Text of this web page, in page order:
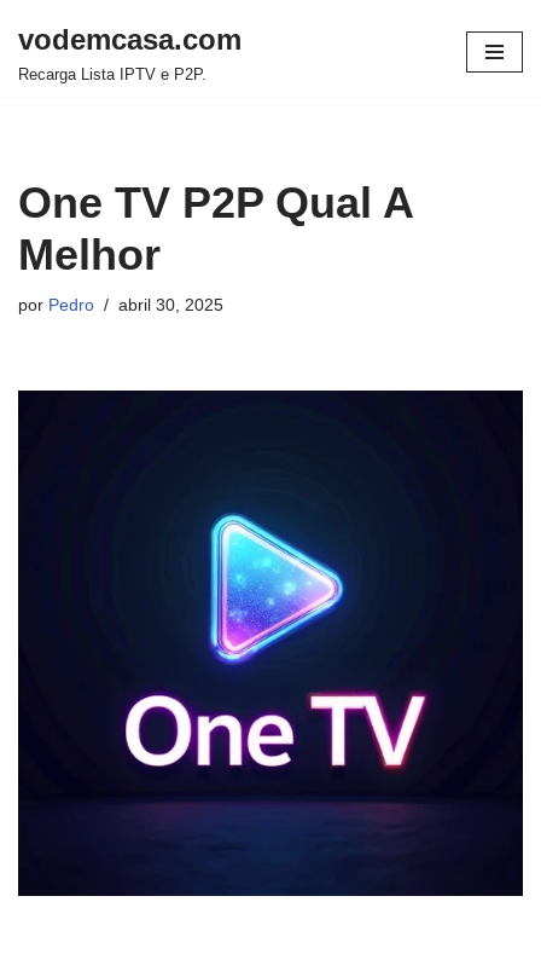
Pular
vodemcasa.com
Recarga Lista IPTV e P2P.
One TV P2P Qual A
Melhor
por Pedro abril 30, 2025